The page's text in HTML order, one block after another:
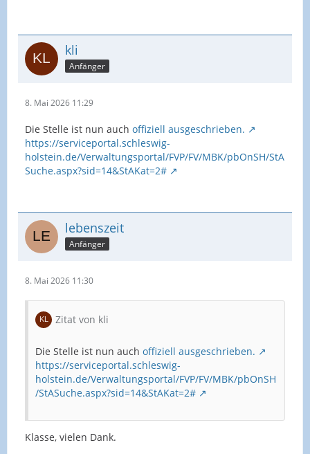
kli
Anfänger
8. Mai 2026 11:29
Die Stelle ist nun auch offiziell ausgeschrieben.
https://serviceportal.schleswig-
holstein.de/Verwaltungsportal/FVP/FV/MBK/pbOnSH/StA
Suche.aspx?sid=14&StAKat=2#
lebenszeit
Anfänger
8. Mai 2026 11:30
Zitat von kli
Die Stelle ist nun auch offiziell ausgeschrieben.
https://serviceportal.schleswig-
holstein.de/Verwaltungsportal/FVP/FV/MBK/pbOnSH
/StASuche.aspx?sid=14&StAKat=2#
Klasse, vielen Dank.